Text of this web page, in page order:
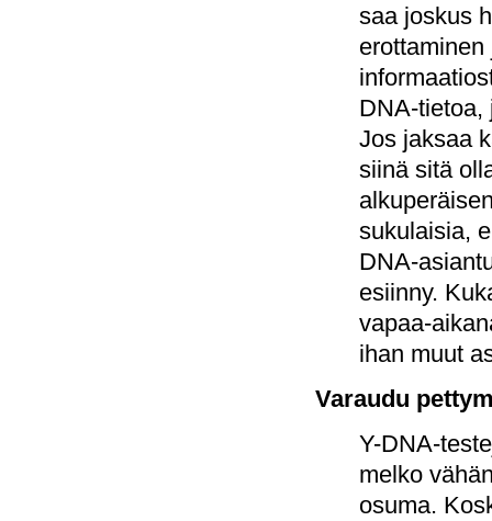
saa joskus
DNA-tietoa,
Jos jaksaa
siinä sitä
sukulaisia,
DNA-
esiinny.
vapaa-
ihan muut
Varaudu
Y-DNA-
melko
osuma.